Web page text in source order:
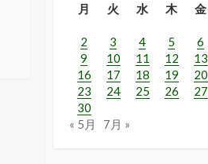
月
火 水 木 金
2
3 4 5 6
9
10 11 12 13
16
17 18 19 20
23
24 25 26 27
30
« 5月
7月 »